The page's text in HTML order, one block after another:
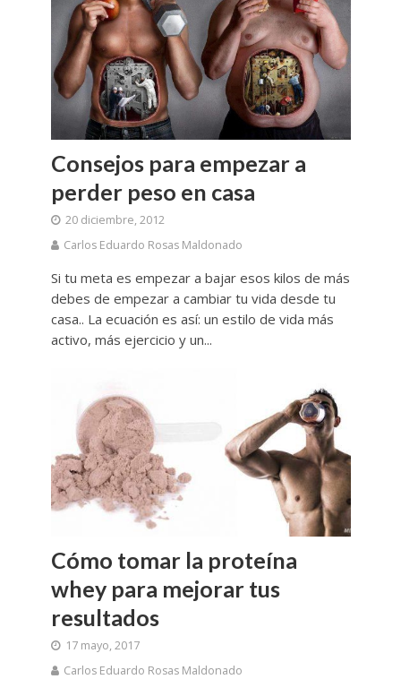
Consejos para empezar a
perder peso en casa
20 diciembre, 2012
Carlos Eduardo Rosas Maldonado
Si tu meta es empezar a bajar esos kilos de más
debes de empezar a cambiar tu vida desde tu
casa.. La ecuación es así: un estilo de vida más
activo, más ejercicio y un...
Cómo tomar la proteína
whey para mejorar tus
resultados
17 mayo, 2017
Carlos Eduardo Rosas Maldonado